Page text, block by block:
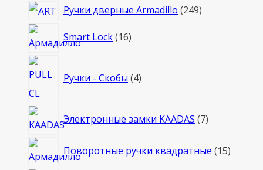
Ручки дверные Armadillo 249249
Smart Lock 1616
Ручки - Скобы 4товара
Электронные замки KAADAS 77
Поворотные ручки квадратные 1515